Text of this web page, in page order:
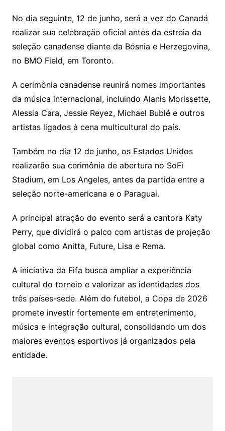
No dia seguinte, 12 de junho, será a vez do Canadá
realizar sua celebração oficial antes da estreia da
seleção canadense diante da Bósnia e Herzegovina,
no BMO Field, em Toronto.
A cerimônia canadense reunirá nomes importantes
da música internacional, incluindo Alanis Morissette,
Alessia Cara, Jessie Reyez, Michael Bublée outros
artistas ligados à cena multicultural do país.
Também no dia 12 de junho, os Estados Unidos
realizarão sua cerimônia de abertura no SoFi
Stadium, em Los Angeles, antes da partida entre a
seleção norte-americana e o Paraguai.
A principal atração do evento será a cantora Katy
Perry, que dividirá o palco com artistas de projeção
global como Anitta, Future, Lisa e Rema.
A iniciativa da Fifa busca ampliar a experiência
cultural do torneio e valorizar as identidades dos
três países-sede. Além do futebol, a Copa de 2026
promete investir fortemente em entretenimento,
música e integração cultural, consolidando um dos
maiores eventos esportivos já organizados pela
entidade.